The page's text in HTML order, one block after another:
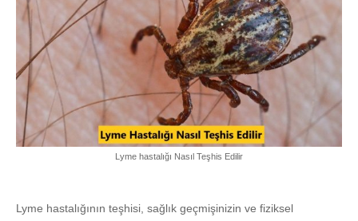
Lyme hastalığı Nasıl Teşhis Edilir
Lyme hastalığının teşhisi, sağlık geçmişinizin ve fiziksel